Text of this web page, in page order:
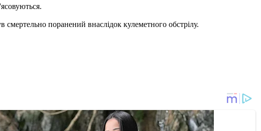
поранений внаслідок кулеметного обстрілу.